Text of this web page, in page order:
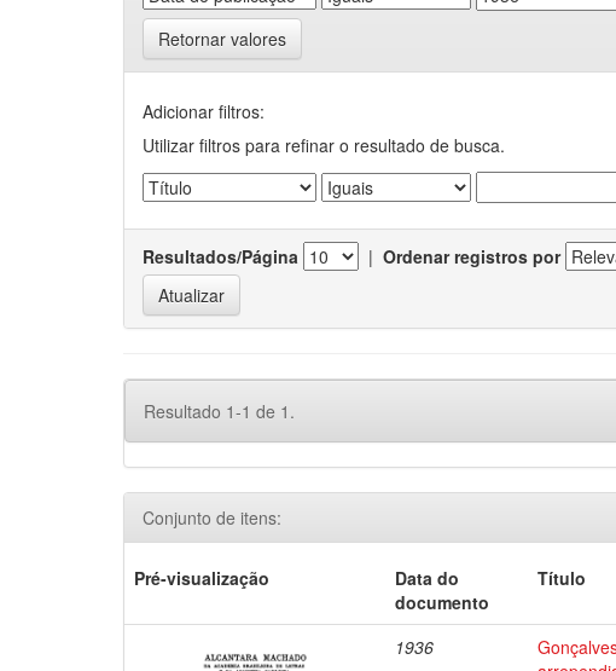
Retornar valores
Adicionar filtros:
Utilizar filtros para refinar o resultado de busca.
Resultados/Página | Ordenar registros por
Resultado 1-1 de 1.
Conjunto de itens:
Pré-visualização
Data do
documento
Título
1936